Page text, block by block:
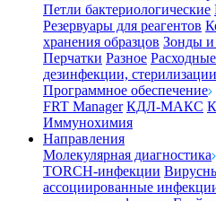
Петли бактериологические
Резервуары для реагентов
хранения образцов Зонды и
Перчатки Разное
дезинфекции,
Программное обеспечение
FRT Manager КДЛ-МАКС
Иммунохимия
Направления
Молекулярная диагностика
TORCH-инфекции
ассоциированные